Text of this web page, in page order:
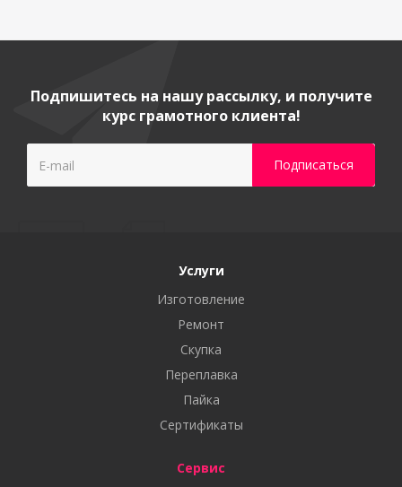
Подпишитесь на нашу рассылку, и получите
курс грамотного клиента!
Услуги
Изготовление
Ремонт
Скупка
Переплавка
Пайка
Сертификаты
Сервис